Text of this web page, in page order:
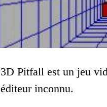
3D Pitfall est un jeu
éditeur inconnu.